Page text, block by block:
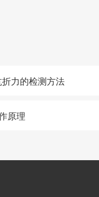
力的检测方法
原理